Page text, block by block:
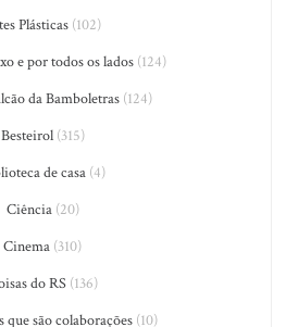
Plásticas (102)
e por todos os lados(124)
da Bamboletras(124)
Besteirol(315)
de casa(4)
Ciência(20)
Cinema (310)
do RS(136)
que são colaborações (10)